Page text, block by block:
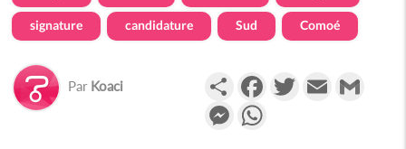
signature candidature Sud Comoé
Par Koaci PartagerFacebookTwitterEmail
Messenger